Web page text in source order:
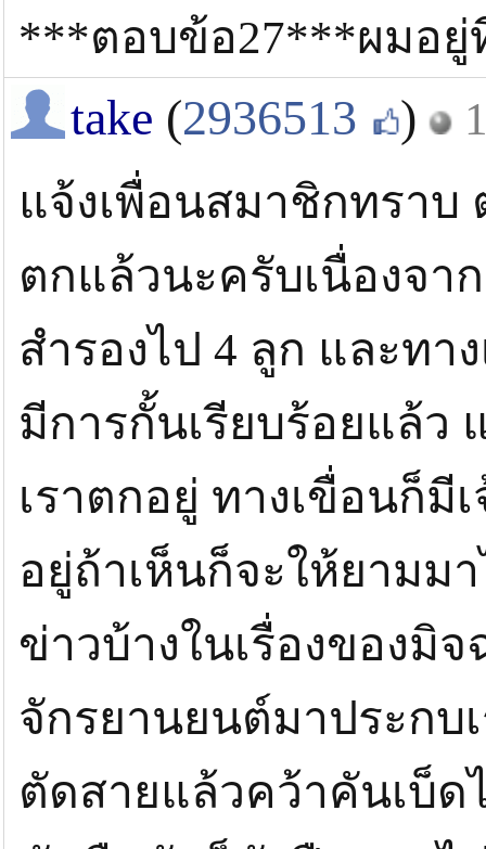
***ตอบข้อ27***ผมอ
take (2936513 )
แจ้งเพื่อนสมาชิกทราบ
ตกแล้วนะครับเนื่องจา
สำรองไป 4 ลูก และท
มีการกั้นเรียบร้อยแล้ว
เราตกอยู่ ทางเขื่อนก็มี
อยู่ถ้าเห็นก็จะให้ยามม
ข่าวบ้างในเรื่องของมิ
จักรยานยนต์มาประกบ
ตัดสายแล้วคว้าคันเบ็ด